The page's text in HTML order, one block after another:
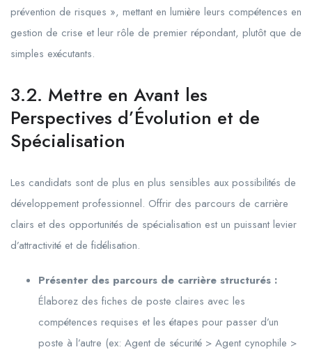
prévention de risques », mettant en lumière leurs compétences en
gestion de crise et leur rôle de premier répondant, plutôt que de
simples exécutants.
3.2. Mettre en Avant les
Perspectives d’Évolution et de
Spécialisation
Les candidats sont de plus en plus sensibles aux possibilités de
développement professionnel. Offrir des parcours de carrière
clairs et des opportunités de spécialisation est un puissant levier
d’attractivité et de fidélisation.
Présenter des parcours de carrière structurés :
Élaborez des fiches de poste claires avec les
compétences requises et les étapes pour passer d’un
poste à l’autre (ex: Agent de sécurité > Agent cynophile >